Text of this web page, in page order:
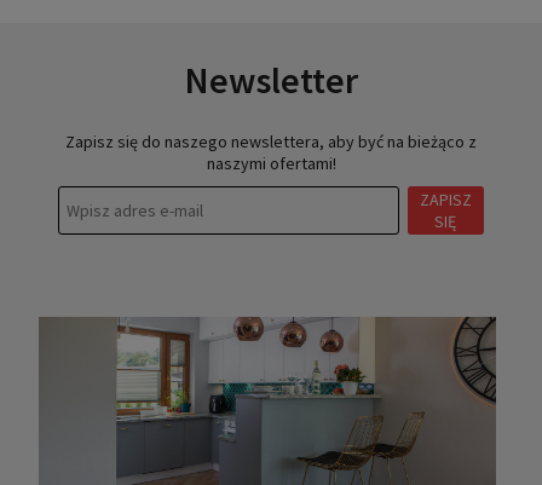
Newsletter
Zapisz się do naszego newslettera, aby być na bieżąco z
naszymi ofertami!
ZAPISZ
SIĘ